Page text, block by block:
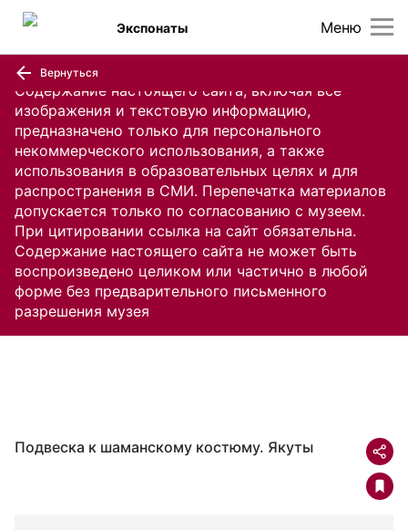
Содержание настоящего сайта, включая все
изображения и текстовую информацию,
предназначено только для персонального
некоммерческого использования, а также
использования в образовательных целях и для
распространения в СМИ. Перепечатка материалов
допускается только по согласованию с музеем.
При цитировании ссылка на сайт обязательна.
Содержание настоящего сайта не может быть
воспроизведено целиком или частично в любой
форме без предварительного письменного
разрешения музея
Меню
Экспонаты
Вернуться
Подвеска к шаманскому костюму. Якуты